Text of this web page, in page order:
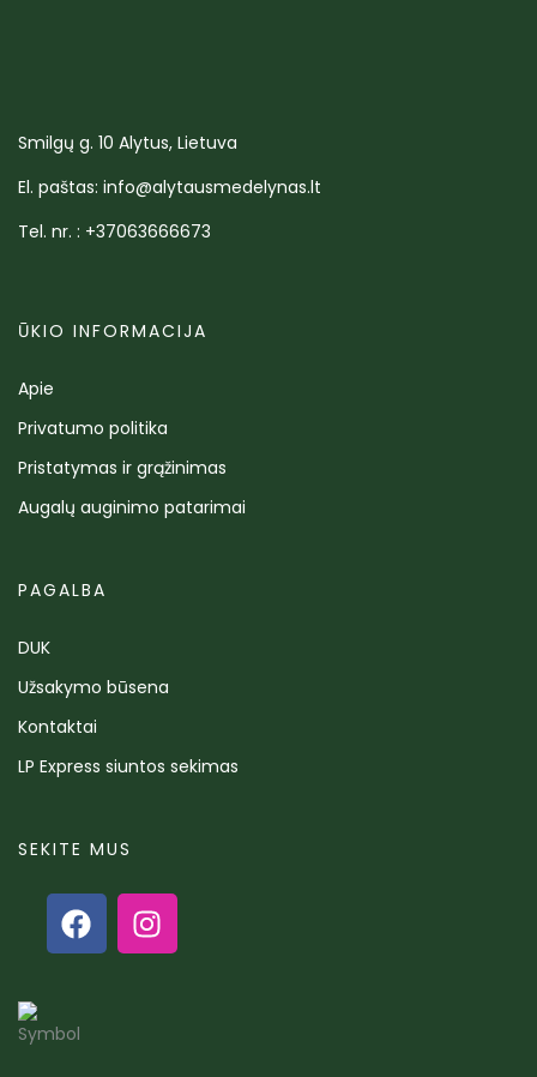
Smilgų g. 10 Alytus, Lietuva
El. paštas: info@alytausmedelynas.lt
Tel. nr. : +37063666673
ŪKIO INFORMACIJA
Apie
Privatumo politika
Pristatymas ir grąžinimas
Augalų auginimo patarimai
PAGALBA
DUK
Užsakymo būsena
Kontaktai
LP Express siuntos sekimas
SEKITE MUS